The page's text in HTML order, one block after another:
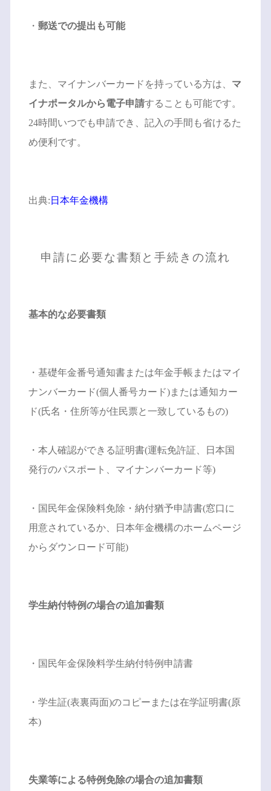
・ 郵送での提出も可能
また、マイナンバーカードを持っている方は、 マ
イナポータルから電子申請することも可能です。
24時間いつでも申請でき、記入の手間も省けるた
め便利です。
出典: 日本年金機構
申請に必要な書類と手続きの流れ
基本的な必要書類
・基礎年金番号通知書または年金手帳またはマイ
ナンバーカード(個人番号カード)または通知カー
ド(氏名・住所等が住民票と一致しているもの)
・本人確認ができる証明書(運転免許証、日本国
発行のパスポート、マイナンバーカード等)
・国民年金保険料免除・納付猶予申請書(窓口に
用意されているか、日本年金機構のホームページ
からダウンロード可能)
学生納付特例の場合の追加書類
・国民年金保険料学生納付特例申請書
・学生証(表裏両面)のコピーまたは在学証明書(原
本)
失業等による特例免除の場合の追加書類